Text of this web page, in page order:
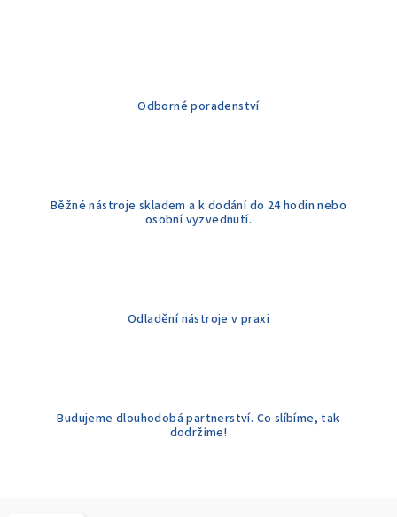
Odborné poradenství
Běžné nástroje skladem a k dodání do 24 hodin nebo
osobní vyzvednutí.
Odladění nástroje v praxi
Budujeme dlouhodobá partnerství. Co slíbíme, tak
dodržíme!